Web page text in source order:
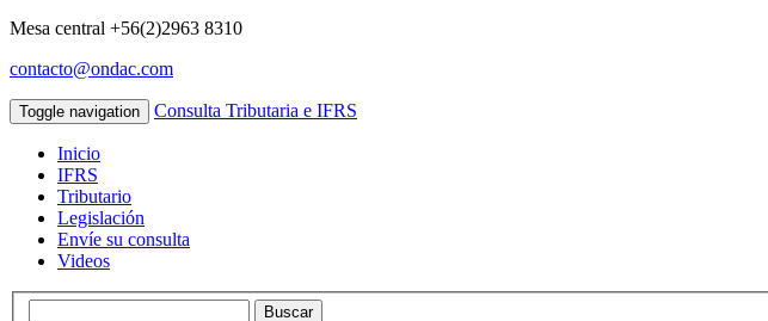
Mesa central +56(2)2963 8310
contacto@ondac.com
Toggle navigation Consulta Tributaria e IFRS
Inicio
IFRS
Tributario
Legislación
Envíe su consulta
Videos